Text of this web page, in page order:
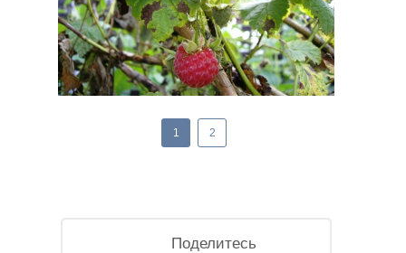
1 2
Поделитесь